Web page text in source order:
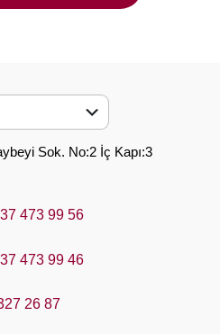
Sok. No:2 İç Kapı:3
473 99 56
473 99 46
26 87